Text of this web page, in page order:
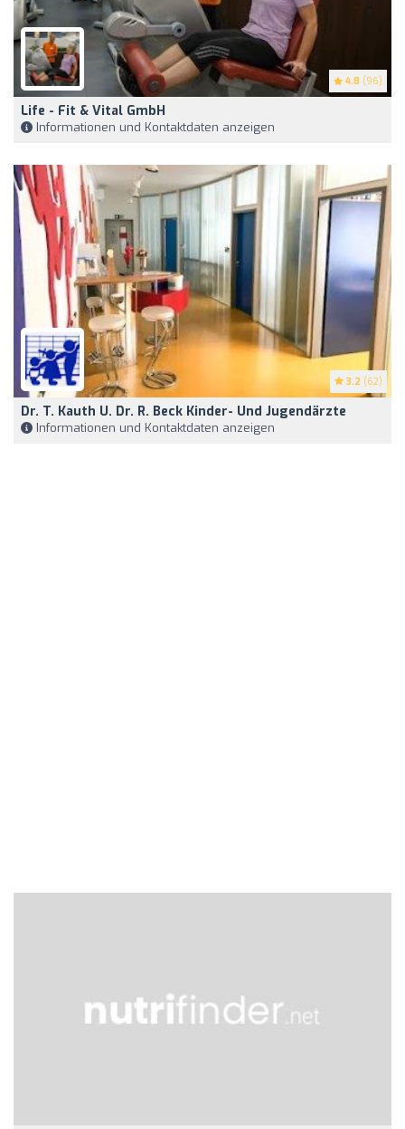
4.8 (96)
Life - Fit & Vital GmbH
Informationen und Kontaktdaten anzeigen
3.2 (62)
Dr. T. Kauth U. Dr. R. Beck Kinder- Und Jugendärzte
Informationen und Kontaktdaten anzeigen